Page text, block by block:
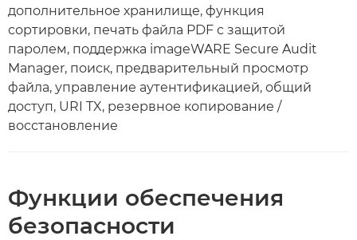
дополнительное хранилище, функция
сортировки, печать файла PDF с защитой
паролем, поддержка imageWARE Secure Audit
Manager, поиск, предварительный просмотр
файла, управление аутентификацией, общий
доступ, URI TX, резервное копирование /
восстановление
Функции обеспечения
безопасности